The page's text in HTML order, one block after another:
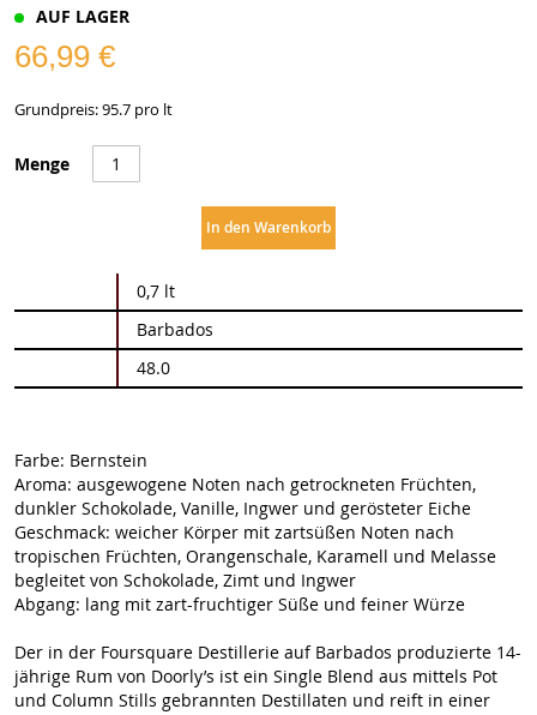
AUF LAGER
66,99 €
Grundpreis: 95.7 pro lt
Menge
In den Warenkorb
Informationen
0,7 lt
Barbados
48.0
Farbe: Bernstein
Aroma: ausgewogene Noten nach getrockneten Früchten,
dunkler Schokolade, Vanille, Ingwer und gerösteter Eiche
Geschmack: weicher Körper mit zartsüßen Noten nach
tropischen Früchten, Orangenschale, Karamell und Melasse
begleitet von Schokolade, Zimt und Ingwer
Abgang: lang mit zart-fruchtiger Süße und feiner Würze
Der in der Foursquare Destillerie auf Barbados produzierte 14-
jährige Rum von Doorly’s ist ein Single Blend aus mittels Pot
und Column Stills gebrannten Destillaten und reift in einer